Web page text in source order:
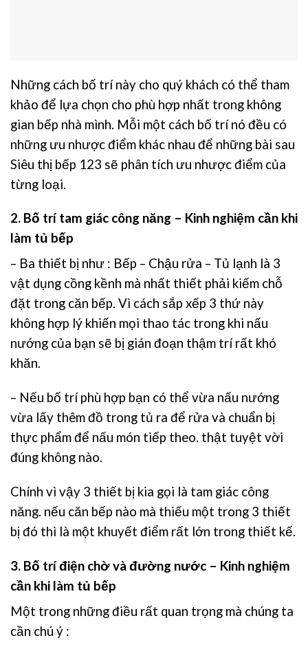
Những cách bố trí này cho quý khách có thể tham
khảo để lựa chọn cho phù hợp nhất trong không
gian bếp nhà mình. Mỗi một cách bố trí nó đều có
những ưu nhược điểm khác nhau để những bài sau
Siêu thị bếp 123 sẽ phân tích ưu nhược điểm của
từng loại.
2. Bố trí tam giác công năng – Kinh nghiệm cần khi
làm tủ bếp
– Ba thiết bị như : Bếp – Chậu rửa – Tủ lạnh là 3
vật dụng cồng kềnh mà nhất thiết phải kiếm chỗ
đặt trong căn bếp. Vì cách sắp xếp 3 thứ này
không hợp lý khiến mọi thao tác trong khi nấu
nướng của bạn sẽ bị gián đoạn thậm trí rất khó
khăn.
– Nếu bố trí phù hợp bạn có thể vừa nấu nướng
vừa lấy thêm đồ trong tủ ra để rửa và chuẩn bị
thực phẩm để nấu món tiếp theo. thật tuyệt vời
đúng không nào.
Chính vì vậy 3 thiết bị kia gọi là tam giác công
năng. nếu căn bếp nào mà thiếu một trong 3 thiết
bị đó thì là một khuyết điểm rất lớn trong thiết kế.
3. Bố trí điện chờ và đường nước – Kinh nghiệm
cần khi làm tủ bếp
Một trong những điều rất quan trọng mà chúng ta
cần chú ý :